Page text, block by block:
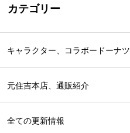
カテゴリー
キャラクター、コラボードーナツ
元住吉本店、通販紹介
全ての更新情報